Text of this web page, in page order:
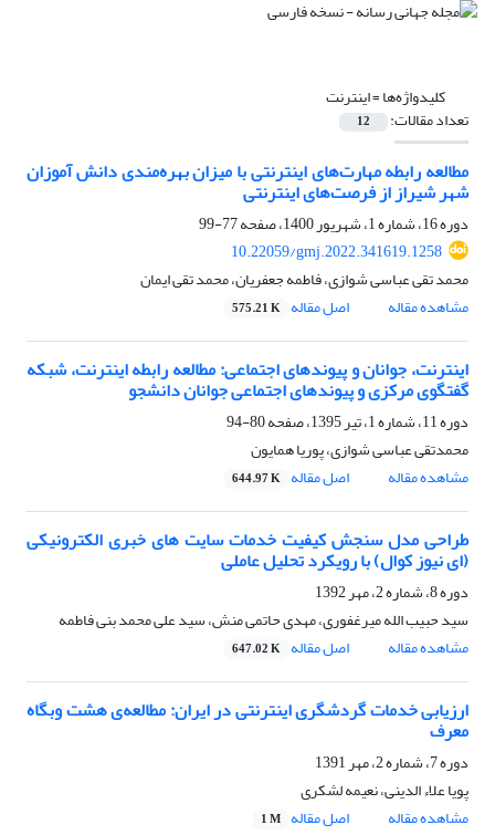
کلیدواژه‌ها =اینترنت
تعداد مقالات: 12
مطالعه رابطه مهارت‌های اینترنتی با میزان بهره‌مندی دانش آموزان
شهر شیراز از فرصت‌های اینترنتی
دوره 16، شماره 1، شهریور 1400، صفحه
77-99
10.22059/gmj.2022.341619.1258
محمد تقی عباسی شوازی، فاطمه جعفریان، محمد تقی ایمان
مشاهده مقاله
اصل مقاله 575.21 K
اینترنت، جوانان و پیوندهای اجتماعی: مطالعه رابطه اینترنت، شبکه
گفتگوی مرکزی و پیوندهای اجتماعی جوانان دانشجو
دوره 11، شماره 1، تیر 1395، صفحه
80-94
محمدتقی عباسی شوازی، پوریا همایون
مشاهده مقاله
اصل مقاله 644.97 K
طراحی مدل سنجش کیفیت خدمات سایت های خبری الکترونیکی
(ای نیوز کوال) با رویکرد تحلیل عاملی
دوره 8، شماره 2، مهر 1392
سید حبیب الله میرغفوری، مهدی حاتمی منش، سید علی محمد بنی فاطمه
مشاهده مقاله
اصل مقاله 647.02 K
ارزیابی خدمات گردشگری اینترنتی در ایران: مطالعه‌ی هشت وبگاه
معرف
دوره 7، شماره 2، مهر 1391
پویا علاء الدینی، نعیمه لشکری
مشاهده مقاله
اصل مقاله 1 M